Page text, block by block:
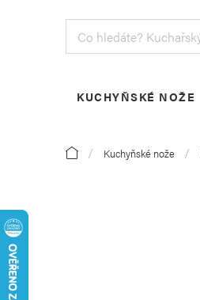
KUCHYŇSKÉ NOŽE
Domů Kuchyňské nože